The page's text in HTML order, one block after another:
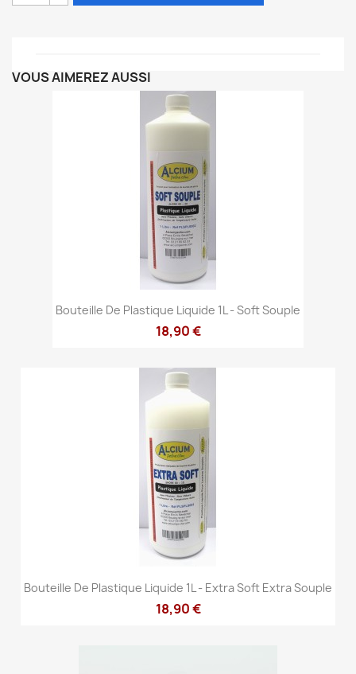
VOUS AIMEREZ AUSSI
Bouteille De Plastique Liquide 1L - Soft Souple
18,90 €
Bouteille De Plastique Liquide 1L - Extra Soft Extra Souple
18,90 €